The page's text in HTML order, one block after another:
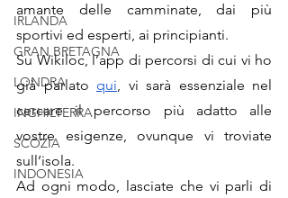
IRLANDA
GRAN BRETAGNA
LONDRA
INGHILTERRA
SCOZIA
INDONESIA
amante delle camminate, dai più
sportivi ed esperti, ai principianti.
Su Wikiloc, l’app di percorsi di cui vi ho
già parlato qui, vi sarà essenziale nel
cercare il percorso più adatto alle
vostre esigenze, ovunque vi troviate
sull’isola.
Ad ogni modo, lasciate che vi parli di